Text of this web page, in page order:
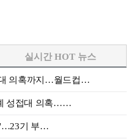
대 의혹까지…월드컵…
성접대 의혹……
"…23기 부…
실시간 HOT 뉴스